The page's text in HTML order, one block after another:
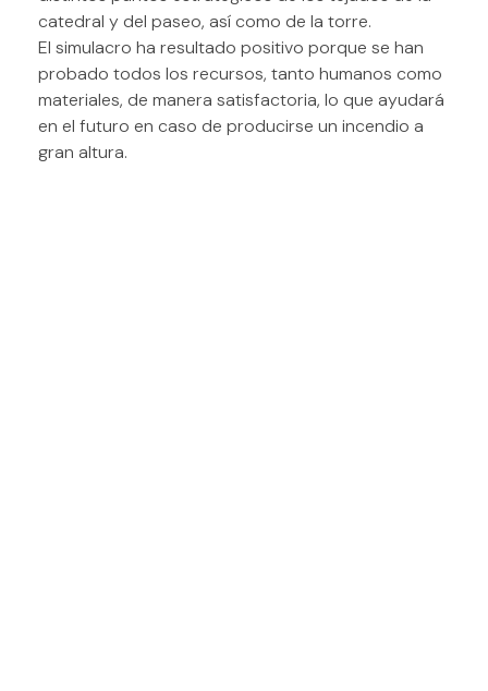
catedral y del paseo, así como de la torre.
El simulacro ha resultado positivo porque se han
probado todos los recursos, tanto humanos como
materiales, de manera satisfactoria, lo que ayudará
en el futuro en caso de producirse un incendio a
gran altura.